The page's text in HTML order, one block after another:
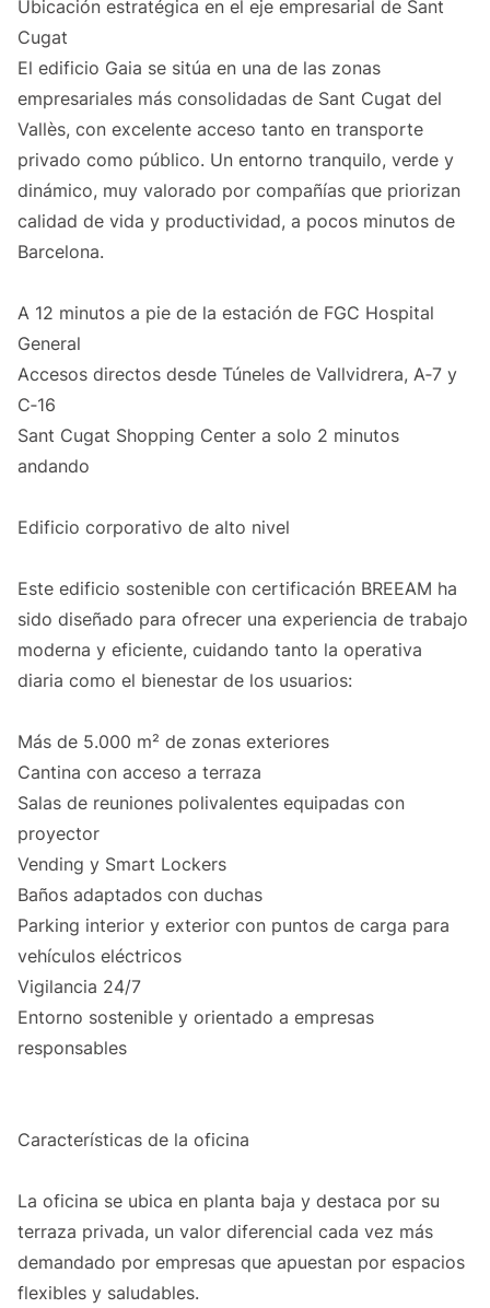
Ubicación estratégica en el eje empresarial de Sant
Cugat
El edificio Gaia se sitúa en una de las zonas
empresariales más consolidadas de Sant Cugat del
Vallès, con excelente acceso tanto en transporte
privado como público. Un entorno tranquilo, verde y
dinámico, muy valorado por compañías que priorizan
calidad de vida y productividad, a pocos minutos de
Barcelona.
A 12 minutos a pie de la estación de FGC Hospital
General
Accesos directos desde Túneles de Vallvidrera, A‑7 y
C‑16
Sant Cugat Shopping Center a solo 2 minutos
andando
Edificio corporativo de alto nivel
Este edificio sostenible con certificación BREEAM ha
sido diseñado para ofrecer una experiencia de trabajo
moderna y eficiente, cuidando tanto la operativa
diaria como el bienestar de los usuarios:
Más de 5.000 m² de zonas exteriores
Cantina con acceso a terraza
Salas de reuniones polivalentes equipadas con
proyector
Vending y Smart Lockers
Baños adaptados con duchas
Parking interior y exterior con puntos de carga para
vehículos eléctricos
Vigilancia 24/7
Entorno sostenible y orientado a empresas
responsables
Características de la oficina
La oficina se ubica en planta baja y destaca por su
terraza privada, un valor diferencial cada vez más
demandado por empresas que apuestan por espacios
flexibles y saludables.